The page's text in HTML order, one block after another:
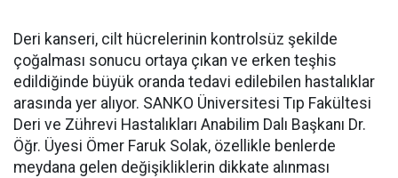
Deri kanseri, cilt hücrelerinin kontrolsüz şekilde
çoğalması sonucu ortaya çıkan ve erken teşhis
edildiğinde büyük oranda tedavi edilebilen hastalıklar
arasında yer alıyor. SANKO Üniversitesi Tıp Fakültesi
Deri ve Zührevi Hastalıkları Anabilim Dalı Başkanı Dr.
Öğr. Üyesi Ömer Faruk Solak, özellikle benlerde
meydana gelen değişikliklerin dikkate alınması